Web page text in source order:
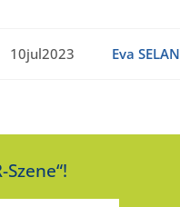
10jul2023 Eva SELAN